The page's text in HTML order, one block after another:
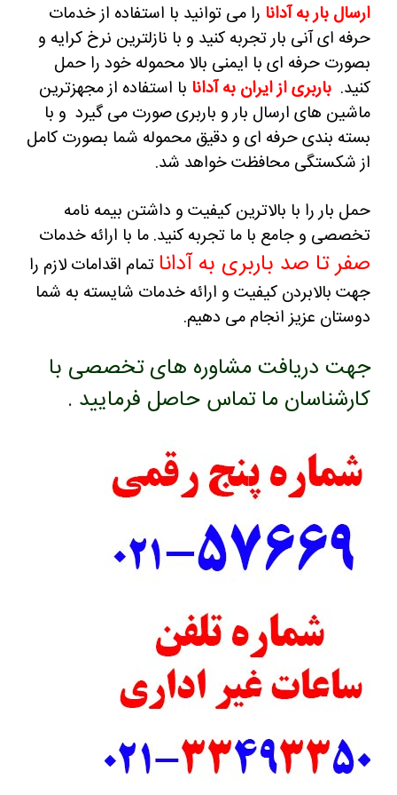
ارسال بار به آدانا را می توانید با استفاده از خدمات
حرفه ای آنی بار تجربه کنید و با نازلترین نرخ کرایه و
بصورت حرفه ای با ایمنی بالا محموله خود را حمل
کنید. باربری از ایران به آدانا با استفاده از مجهزترین
ماشین های ارسال بار و باربری صورت می گیرد و با
بسته بندی حرفه ای و دقیق محموله شما بصورت کامل
از شکستگی محافظت خواهد شد.
حمل بار را با بالاترین کیفیت و داشتن بیمه نامه
تخصصی و جامع با ما تجربه کنید. ما با ارائه خدمات
صفر تا صد باربری به آدانا تمام اقدامات لازم را
جهت بالابردن کیفیت و ارائه خدمات شایسته به شما
دوستان عزیز انجام می دهیم.
جهت دریافت مشاوره های تخصصی با
کارشناسان ما تماس حاصل فرمایید .